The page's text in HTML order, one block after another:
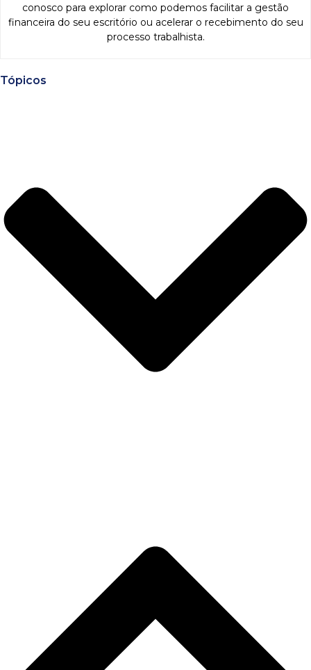
conosco para explorar como podemos facilitar a gestão
financeira do seu escritório ou acelerar o recebimento do seu
processo trabalhista.
Tópicos